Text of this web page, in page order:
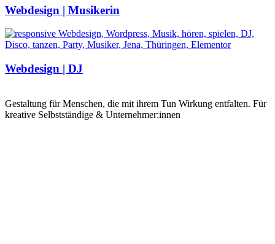
Webdesign | Musikerin
Webdesign | DJ
Gestaltung für Menschen, die mit ihrem Tun Wirkung entfalten. Für
kreative Selbstständige & Unternehmer:innen